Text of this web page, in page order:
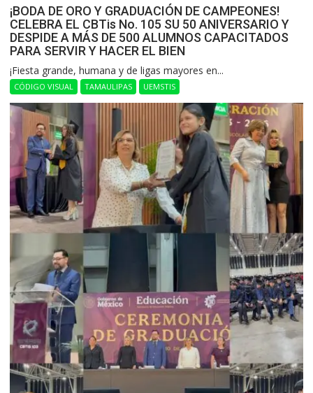
¡BODA DE ORO Y GRADUACIÓN DE CAMPEONES!
CELEBRA EL CBTis No. 105 SU 50 ANIVERSARIO Y
DESPIDE A MÁS DE 500 ALUMNOS CAPACITADOS
PARA SERVIR Y HACER EL BIEN
​¡Fiesta grande, humana y de ligas mayores en...
CÓDIGO VISUAL TAMAULIPAS UEMSTIS